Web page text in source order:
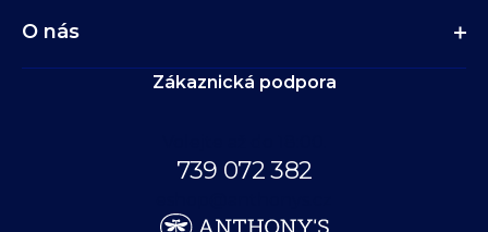
O nás
Zákaznická podpora
739 072 382